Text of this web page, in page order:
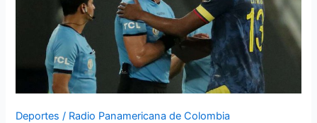
Deportes / Radio Panamericana de Colombia